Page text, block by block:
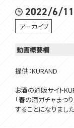
2022/6/
アーカイブ
動画概要欄
提供：KURAND
お酒の通販サイト
「春の酒ガチャまつ
することになりまし